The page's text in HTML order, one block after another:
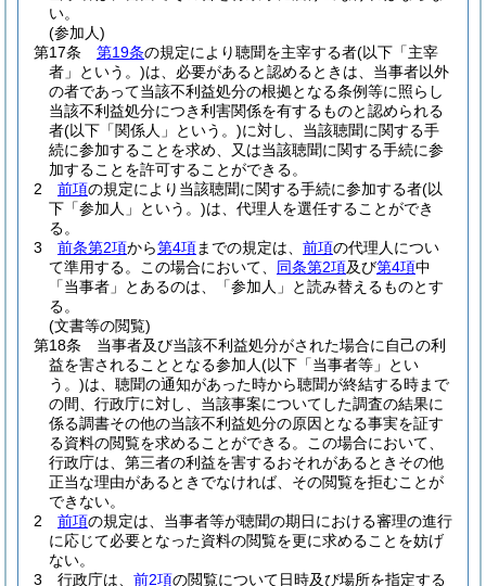
い。
(参加人)
第17条
第19条の規定により聴聞を主宰する者(以下「主宰
者」という。)は、必要があると認めるときは、当事者以外
の者であって当該不利益処分の根拠となる条例等に照らし
当該不利益処分につき利害関係を有するものと認められる
者(以下「関係人」という。)に対し、当該聴聞に関する手
続に参加することを求め、又は当該聴聞に関する手続に参
加することを許可することができる。
2
前項の規定により当該聴聞に関する手続に参加する者(以
下「参加人」という。)は、代理人を選任することができ
る。
3
前条第2項から第4項までの規定は、 前項の代理人につい
て準用する。
この場合において、 同条第2項及び第4項中
「当事者」とあるのは、「参加人」と読み替えるものとす
る。
(文書等の閲覧)
第18条
当事者及び当該不利益処分がされた場合に自己の利
益を害されることとなる参加人(以下「当事者等」とい
う。)は、聴聞の通知があった時から聴聞が終結する時まで
の間、行政庁に対し、当該事案についてした調査の結果に
係る調書その他の当該不利益処分の原因となる事実を証す
る資料の閲覧を求めることができる。
この場合において、
行政庁は、第三者の利益を害するおそれがあるときその他
正当な理由があるときでなければ、その閲覧を拒むことが
できない。
2
前項の規定は、当事者等が聴聞の期日における審理の進行
に応じて必要となった資料の閲覧を更に求めることを妨げ
ない。
3
行政庁は、 前2項の閲覧について日時及び場所を指定する